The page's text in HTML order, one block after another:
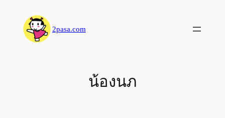
content
2pasa.com
น้องนภ